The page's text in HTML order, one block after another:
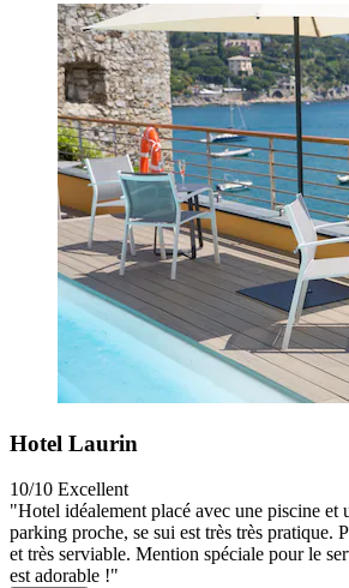
Hotel Laurin
10/10 Excellent
"Hotel idéalement placé avec une piscine et
parking proche, se sui est très très pratique.
et très serviable. Mention spéciale pour le
est adorable !"